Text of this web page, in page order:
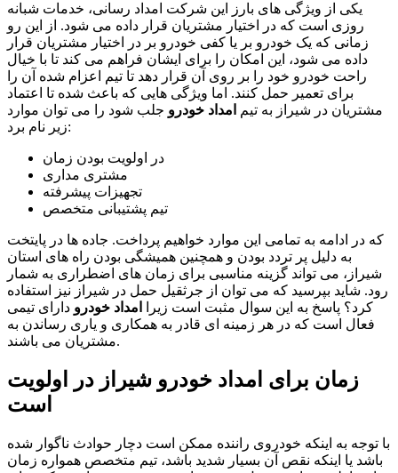
یکی از ویژگی های بارز این شرکت امداد رسانی، خدمات شبانه
روزی است که در اختیار مشتریان قرار داده می شود. از این رو
زمانی که یک خودرو بر یا کفی خودرو بر در اختیار مشتریان قرار
داده می شود، این امکان را برای ایشان فراهم می کند تا با خیال
راحت خودرو خود را بر روی آن قرار دهد تا تیم اعزام شده آن را
برای تعمیر حمل کنند. اما ویژگی هایی که باعث شده تا اعتماد
مشتریان در شیراز به تیم
امداد خودرو جلب شود را می توان موارد
زیر نام برد:
در اولویت بودن زمان
مشتری مداری
تجهیزات پیشرفته
تیم پشتیبانی متخصص
که در ادامه به تمامی این موارد خواهیم پرداخت. جاده ها در پایتخت
به دلیل پر تردد بودن و همچنین همیشگی بودن راه های استان
شیراز، می تواند گزینه مناسبی برای زمان های اضطراری به شمار
رود. شاید بپرسید که می توان از جرثقیل حمل در شیراز نیز استفاده
کرد؟ پاسخ به این سوال مثبت است زیرا
امداد خودرو دارای تیمی
فعال است که در هر زمینه ای قادر به همکاری و یاری رساندن به
مشتریان می باشند.
زمان برای امداد خودرو شیراز در اولویت
است
با توجه به اینکه خودروی راننده ممکن است دچار حوادث ناگوار شده
باشد یا اینکه نقص آن بسیار شدید باشد، تیم متخصص همواره زمان